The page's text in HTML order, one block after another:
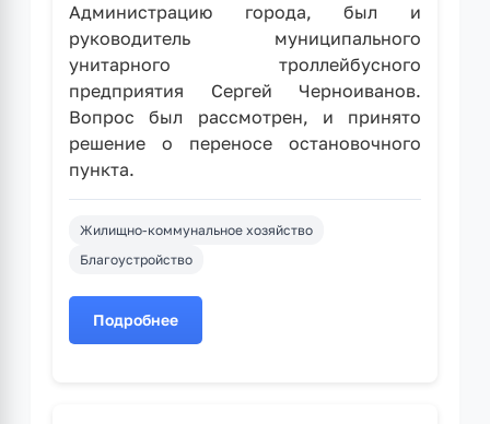
Администрацию города, был и
руководитель муниципального
унитарного троллейбусного
предприятия Сергей Черноиванов.
Вопрос был рассмотрен, и принято
решение о переносе остановочного
пункта.
Жилищно-коммунальное хозяйство
Благоустройство
Подробнее
о